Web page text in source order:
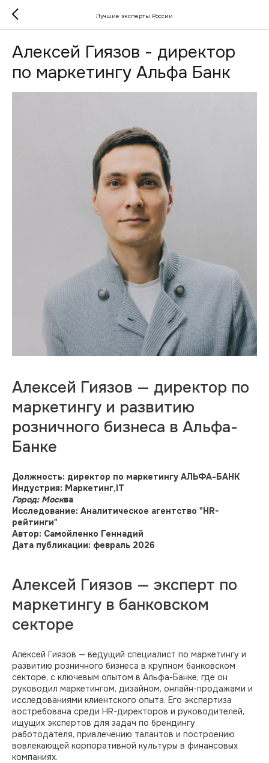
Лучшие эксперты России
Алексей Гиязов - директор
по маркетингу Альфа Банк
Алексей Гиязов — директор по
маркетингу и развитию
розничного бизнеса в Альфа-
Банке
Должность: директор по маркетингу АЛЬФА-БАНК
Индустрия: Маркетинг,IT
Город: Москва
Исследование: Аналитическое агентство "HR-
рейтинги"
Автор: Самойленко Геннадий
Дата публикации: февраль 2026
Алексей Гиязов — эксперт по
маркетингу в банковском
секторе
Алексей Гиязов — ведущий специалист по маркетингу и
развитию розничного бизнеса в крупном банковском
секторе, с ключевым опытом в Альфа-Банке, где он
руководил маркетингом, дизайном, онлайн-продажами и
исследованиями клиентского опыта. Его экспертиза
востребована среди HR-директоров и руководителей,
ищущих экспертов для задач по брендингу
работодателя, привлечению талантов и построению
вовлекающей корпоративной культуры в финансовых
компаниях.